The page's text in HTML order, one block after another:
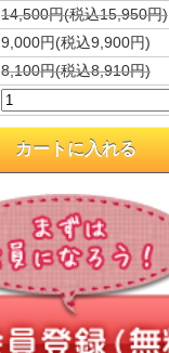
14,500円(税込15,950円)
9,000円(税込9,900円)
8,100円(税込8,910円)